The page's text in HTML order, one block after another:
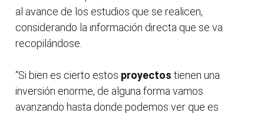
al avance de los estudios que se realicen,
considerando la información directa que se va
recopilándose.
“Si bien es cierto estos proyectos tienen una
inversión enorme, de alguna forma vamos
avanzando hasta donde podemos ver que es